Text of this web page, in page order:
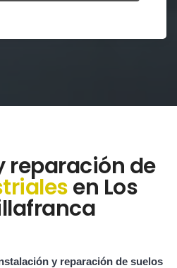
reparación de
en Los
y reparación de suelos